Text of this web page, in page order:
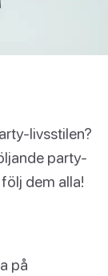
livsstilen?
party-
dem alla!
på